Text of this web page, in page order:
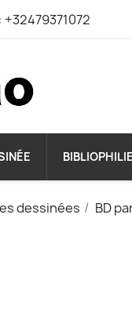
+32479371072
BIBLIOPHILIE
dessinées BD